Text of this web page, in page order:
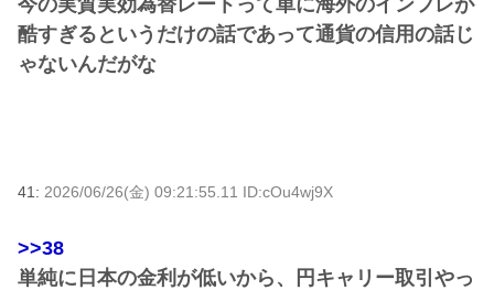
酷すぎるというだけの話であって通貨の信用の話じ
ゃないんだがな
41: 2026/06/26(金) 09:21:55.11 ID:cOu4wj9X
>>38
単純に日本の金利が低いから、円キャリー取引やっ